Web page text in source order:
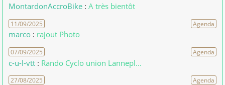
MontardonAccroBike :A très bientôt
11/09/2025 Agenda
marco : rajout Photo
07/09/2025 Agenda
c-u-l-vtt : Rando Cyclo union Lannepl...
27/08/2025 Agenda